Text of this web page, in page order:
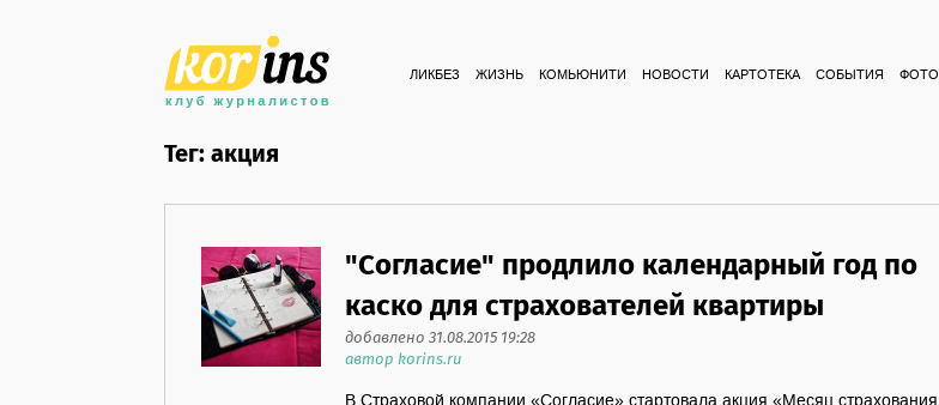
ЛИКБЕЗ ЖИЗНЬ КОМЬЮНИТИ НОВОСТИ КАРТОТЕКА СОБЫТИЯ ФОТО
Тег: акция
"Согласие" продлило календарный год по
каско для страхователей квартиры
добавлено 31.08.2015 19:28
автор korins.ru